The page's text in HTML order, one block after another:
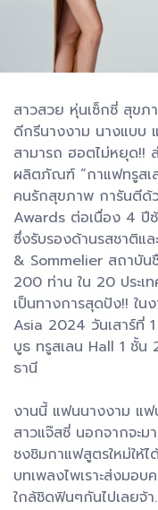
สาวสวย หุ่นเซ็กซี่ สุขภ
ดีกรีนางงาม นางแบบ
สามารถ ฮอตไม่หยุด!!
ผลิตภัณฑ์ “กาแฟทรูสเล
คนรักสุขภาพ การันตีด้
Awards ต่อเนื่อง 4 ปี
ซึ่งรับรองด้านรสชาติแ
& Sommelier สถาบัน
200 ท่าน ใน 20 ประเ
เป็นทางการสุดปัง!! ใ
Asia 2024 วันเสาร์ที่
บูธ ทรูสเลน Hall 1 ชั้น
ธานี
งานนี้ แฟนนางงาม แ
สาวแจ๊สซี่ นอกจากจะม
ชงชิมกาแฟสูตรใหม่ให้
บทเพลงไพเราะส่งมอ
ใกล้ชิดฟินๆกันไปเลยจ้า